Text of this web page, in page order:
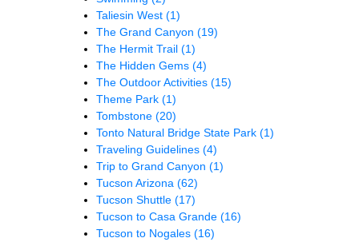
Taliesin West (1)
The Grand Canyon (19)
The Hermit Trail (1)
The Hidden Gems (4)
The Outdoor Activities (15)
Theme Park (1)
Tombstone (20)
Tonto Natural Bridge State Park (1)
Traveling Guidelines (4)
Trip to Grand Canyon (1)
Tucson Arizona (62)
Tucson Shuttle (17)
Tucson to Casa Grande (16)
Tucson to Nogales (16)